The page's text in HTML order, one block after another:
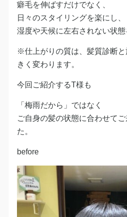
癖毛を伸ばすだけでなく、
日々のスタイリングを楽にし、
湿度や天候に左右されない状態
※仕上がりの質は、髪質診断
きく変わります。
今回ご紹介するT様も
「梅雨だから」ではなく
ご自身の髪の状態に合わせて
た。
before